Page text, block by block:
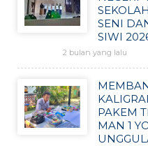
SENI
SIWI
2 bulan yang lalu
PAKEM
MAN 1